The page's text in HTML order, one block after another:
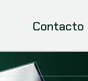
Contacto